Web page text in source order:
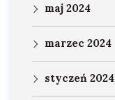
maj 2024
marzec 2024
styczeń 2024